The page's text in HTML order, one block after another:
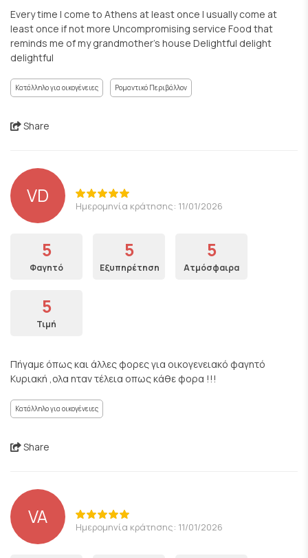
Every time I come to Athens at least once I usually come at
least once if not more Uncompromising service Food that
reminds me of my grandmother's house Delightful delight
delightful
Κατάλληλο για οικογένειες Ρομαντικό Περιβάλλον
Share
VD Ημερομηνία κράτησης: 11/01/2026
5
Φαγητό
5
Εξυπηρέτηση
5
Ατμόσφαιρα
5
Τιμή
Πήγαμε όπως και άλλες φορες για οικογενειακό φαγητό
Κυριακή ,ολα ηταν τέλεια οπως κάθε φορα !!!
Κατάλληλο για οικογένειες
Share
VA Ημερομηνία κράτησης: 11/01/2026